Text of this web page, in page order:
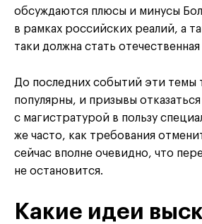
обсуждаются плюсы и минусы
в рамках российских реалий, а
таки должна стать
До последних событий эти темы
популярны, и призывы
с магистратурой в пользу
же часто, как требования
сейчас вполне очевидно, что
не остановится.
Какие идеи